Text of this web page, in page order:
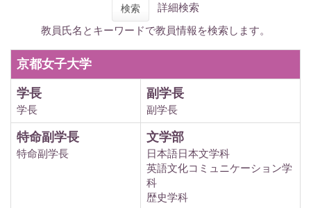
検索
詳細検索
教員氏名とキーワードで教員情報を検索します。
京都女子大学
学長
学長
副学長
副学長
特命副学長
特命副学長
文学部
日本語日本文学科
英語文化コミュニケーション学
科
歴史学科